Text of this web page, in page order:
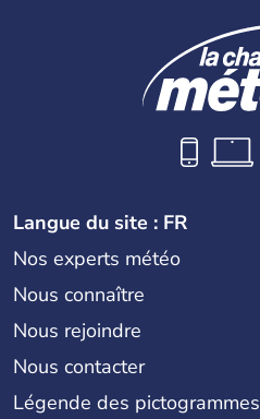
Langue du site : FR
Nos experts météo
Nous connaître
Nous rejoindre
Nous contacter
Légende des pictogrammes